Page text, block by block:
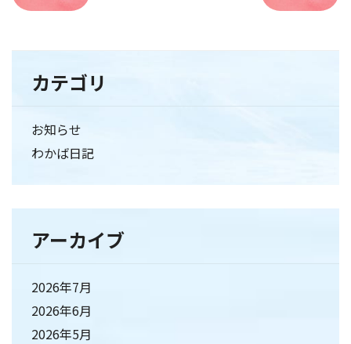
カテゴリ
お知らせ
わかば日記
アーカイブ
2026年7月
2026年6月
2026年5月